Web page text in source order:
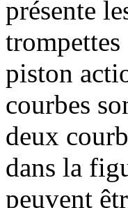
présente
piston
courbes
deux
dans la
peuvent